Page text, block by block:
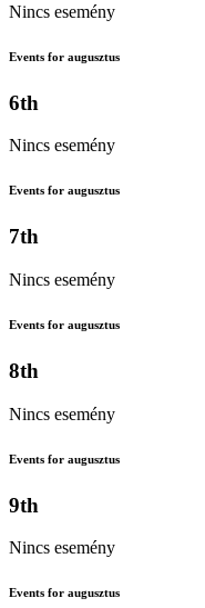
Nincs esemény
Events for augusztus
6th
Nincs esemény
Events for augusztus
7th
Nincs esemény
Events for augusztus
8th
Nincs esemény
Events for augusztus
9th
Nincs esemény
Events for augusztus